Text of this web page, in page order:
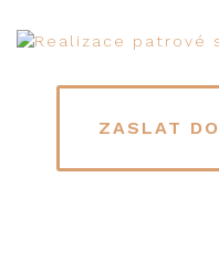
ZASLAT